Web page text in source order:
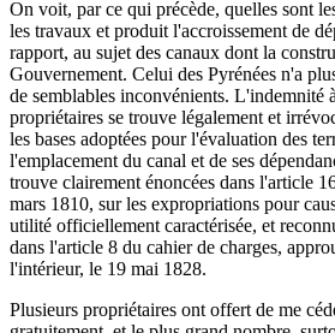
On voit, par ce qui précède, quelles sont
les travaux et produit l'accroissement de
rapport, au sujet des canaux dont la
Gouvernement. Celui des Pyrénées n'a
de semblables inconvénients. L'indemnité
propriétaires se trouve légalement et
les bases adoptées pour l'évaluation des
l'emplacement du canal et de ses
trouve clairement énoncées dans l'article
mars 1810, sur les expropriations pour
utilité officiellement caractérisée, et
dans l'article 8 du cahier de charges,
l'intérieur, le 19 mai 1828.
Plusieurs propriétaires ont offert de me